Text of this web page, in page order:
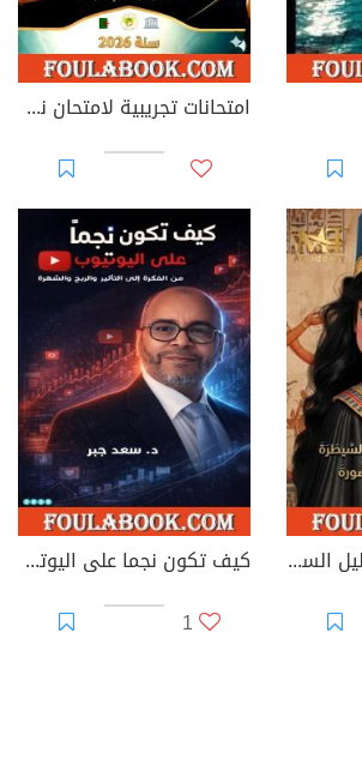
امتحانات تجريبية لامتحان نهاية التكوين – موجه للأساتذة المتربصين
دستور الحكواتي: دليل السيطرة الرقمية بالكلمة والصورة
كيف تكون نجما على اليوتيوب؟
1